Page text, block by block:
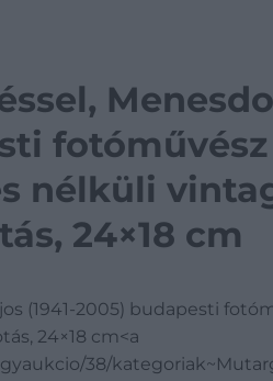
fotóművész
nélküli
24×18 cm
(1941-2005) budapesti
24×18 cm<a
38/